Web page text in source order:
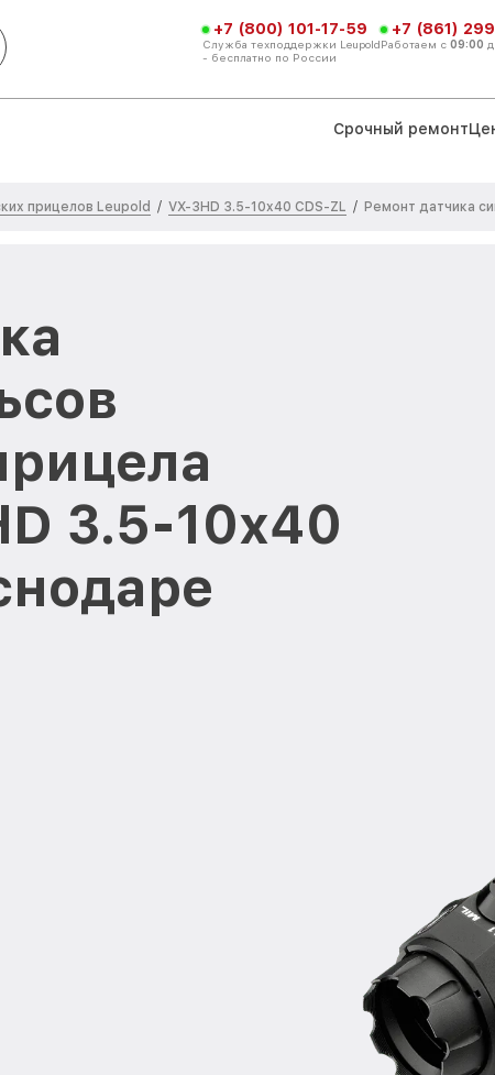
+7 (800) 101-17-59
Служба техподдержки Leupold
- бесплатно по России
+7 (861)
Работаем с 09:00
Срочный ремонт
прицелов Leupold / VX-3HD 3.5-10x40 CDS-ZL / Ремонт датчика
3.5-10x40